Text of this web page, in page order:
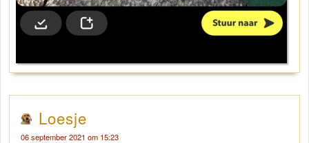
Loesje
06 september 2021 om 15:23